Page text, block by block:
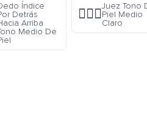
Índice
Detrás
Arriba
Medio De
👨🏼‍⚖️
Juez Tono
Piel Medio
Claro